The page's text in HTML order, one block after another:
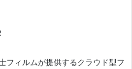
フィルムが提供するクラウド型フ